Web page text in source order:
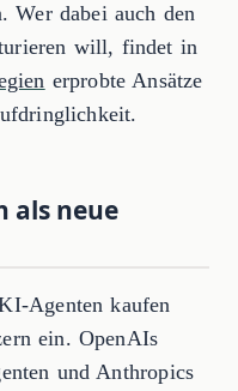
Wer dabei auch den
will, findet in
erprobte Ansätze
als neue
Agenten kaufen
ein. OpenAIs
und Anthropics